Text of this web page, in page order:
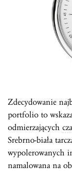
Zdecydowanie
portfolio to
odmierzających
Srebrno-biała
wypolerowanych
namalowana na